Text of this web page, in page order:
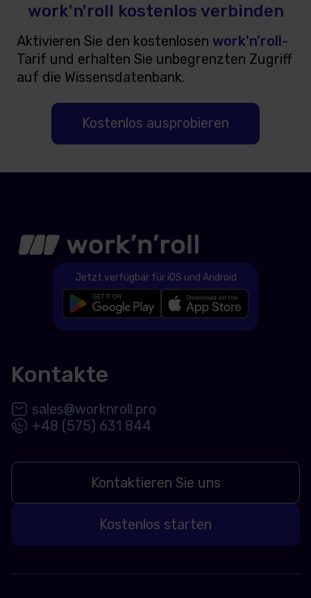
work'n'roll kostenlos verbinden
Aktivieren Sie den kostenlosen work'n'roll-
Tarif und erhalten Sie unbegrenzten Zugriff
auf die Wissensdatenbank.
Kostenlos ausprobieren
Jetzt verfügbar für iOS und Android
Kontaktieren Sie uns
Kostenlos starten
Kontakte
sales@worknroll.pro
+48 (575) 631 844